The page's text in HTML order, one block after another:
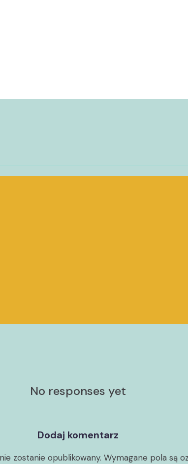
No responses yet
Dodaj komentarz
zostanie opublikowany. Wymagane pola są